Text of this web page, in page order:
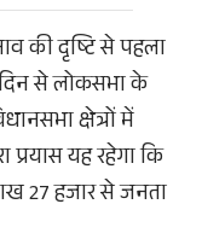
की दृष्टि से पहला
दिन से लोकसभा के
क्षेत्रों में
प्रयास यह रहेगा कि
27 हजार से जनता